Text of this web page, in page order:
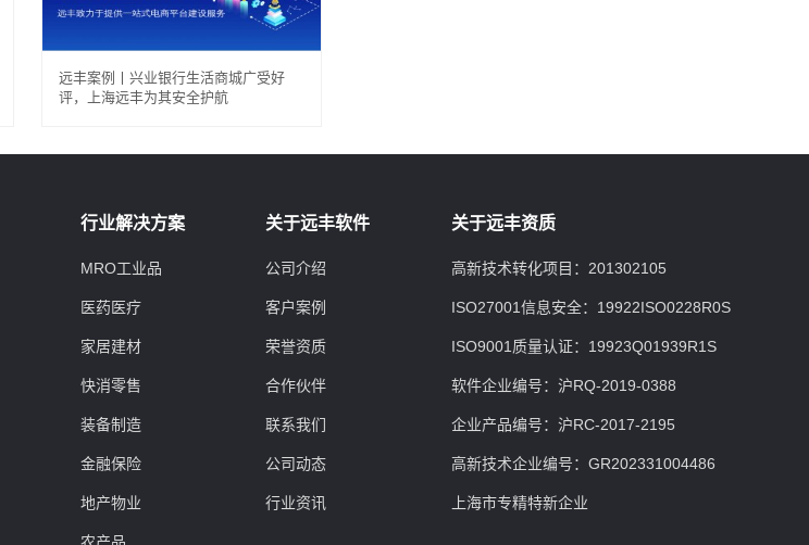
远丰案例丨兴业银行生活商城广受好
评，上海远丰为其安全护航
行业解决方案
MRO工业品
医药医疗
家居建材
快消零售
装备制造
金融保险
地产物业
关于远丰软件
公司介绍
客户案例
荣誉资质
合作伙伴
联系我们
公司动态
行业资讯
关于远丰资质
高新技术转化项目：201302105
ISO27001信息安全：19922ISO0228R0S
ISO9001质量认证：19923Q01939R1S
软件企业编号：沪RQ-2019-0388
企业产品编号：沪RC-2017-2195
高新技术企业编号：GR202331004486
上海市专精特新企业